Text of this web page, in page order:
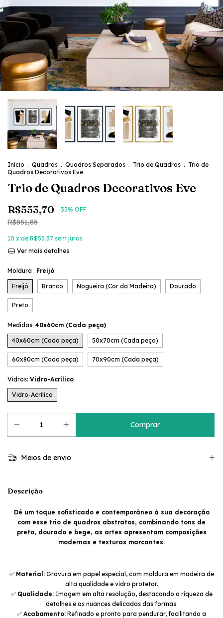
Início . Quadros . Quadros Separados . Trio de Quadros . Trio de
Quadros Decorativos Eve
Trio de Quadros Decorativos Eve
R$553,70 -35% OFF
R$851,85
10 x de R$55,37 sem juros
Ver mais detalhes
Moldura : Freijó
Freijó Branco Nogueira (Cor da Madeira) Dourado
Preto
Medidas: 40x60cm (Cada peça)
40x60cm (Cada peça) 50x70cm (Cada peça)
60x80cm (Cada peça) 70x90cm (Cada peça)
Vidros: Vidro-Acrílico
Vidro-Acrílico
Meios de envio
Descrição
Dê um toque sofisticado e contemporâneo à sua decoração
com esse trio de quadros abstratos, combinando tons de
preto, dourado e bege, as artes apresentam composições
modernas e texturas marcantes.
✅ Material:Gravura em papel especial, com moldura em madeira de
alta qualidade e vidro protetor.
✅ Qualidade:Imagem em alta resolução, destacando a riqueza de
detalhes e as nuances delicadas das formas.
✅ Acabamento: Refinado e pronto para pendurar, facilitando a